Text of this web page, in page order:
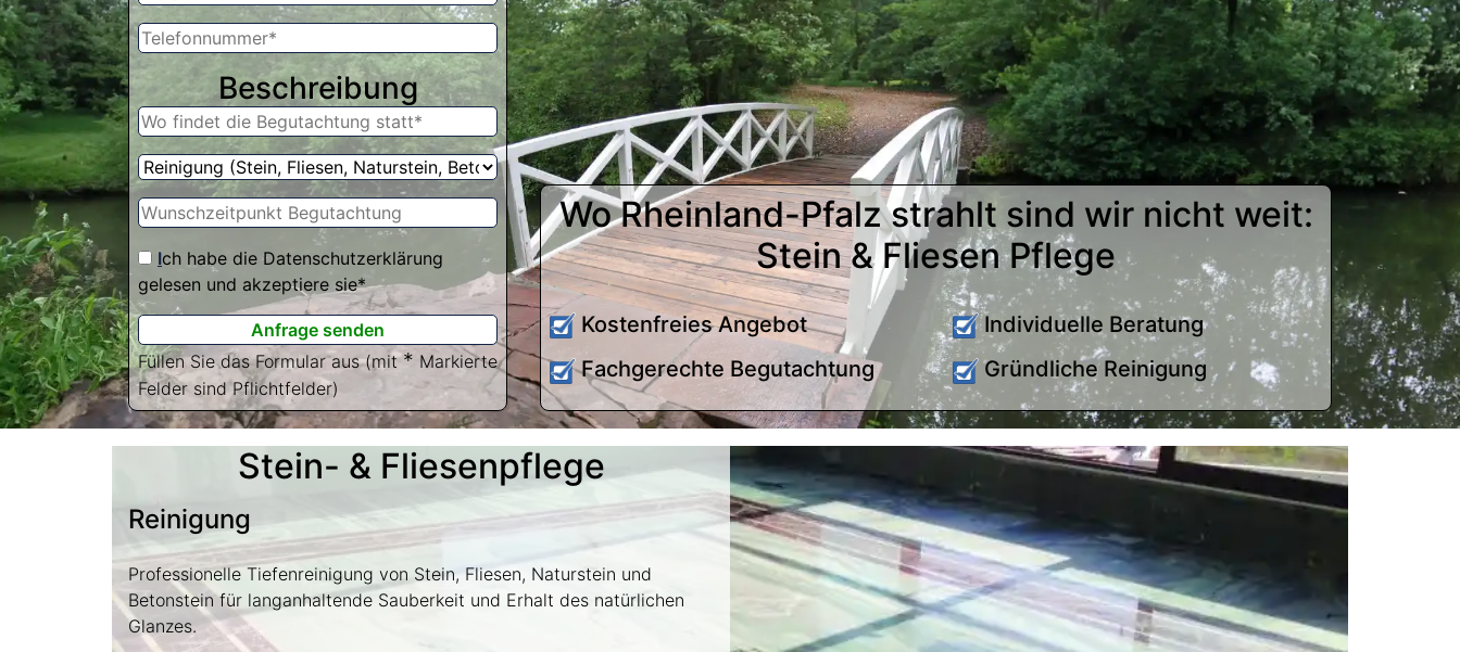
Beschreibung
Ich habe die Datenschutzerklärung
gelesen und akzeptiere sie*
Füllen Sie das Formular aus (mit* Markierte
Felder sind Pflichtfelder)
Wo Rheinland-Pfalz strahlt sind wir nicht weit:
Stein & Fliesen Pflege
Kostenfreies Angebot
Fachgerechte Begutachtung
Individuelle Beratung
Gründliche Reinigung
Stein- & Fliesenpflege
Reinigung
Professionelle Tiefenreinigung von Stein, Fliesen, Naturstein und
Betonstein für langanhaltende Sauberkeit und Erhalt des natürlichen
Glanzes.